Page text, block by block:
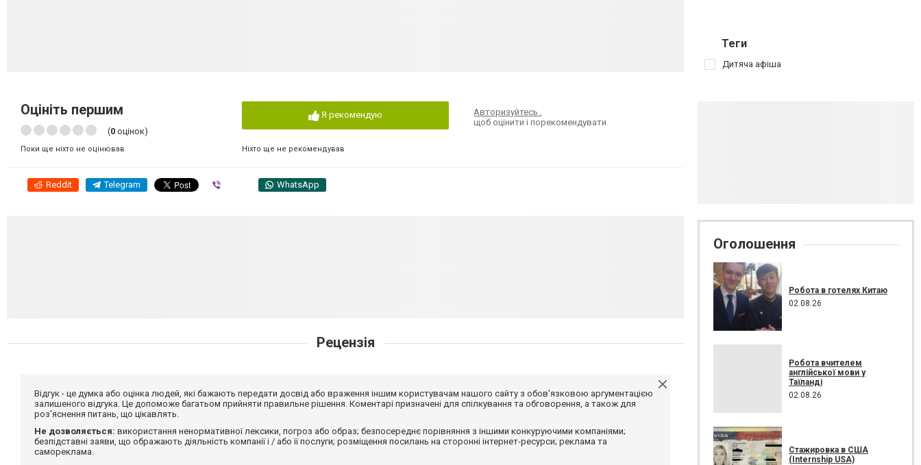
Оцініть першим
(0 оцінок)
Поки ще ніхто не оцінював
Я рекомендую
Ніхто ще не рекомендував
Авторизуйтесь,
щоб оцінити і порекомендувати
Reddit Telegram WhatsApp
Рецензія
Відгук - це думка або оцінка людей, які бажають передати досвід або враження іншим користувачам нашого сайту з обов'язковою аргументацією
залишеного відгука. Це допоможе багатьом прийняти правильне рішення. Коментарі призначені для спілкування та обговорення, а також для
роз'яснення питань, що цікавлять.
Не дозволяється: використання ненормативної лексики, погроз або образ; безпосереднє порівняння з іншими конкуруючими компаніями;
безпідставні заяви, що ображають діяльність компанії і / або її послуги; розміщення посилань на сторонні інтернет-ресурси; реклама та
самореклама.
Теги
Дитяча афіша
Оголошення
Робота в готелях Китаю
02.08.26
Робота вчителем
англійської мови у
Таїланді
02.08.26
Стажировка в США
(Internship USA)